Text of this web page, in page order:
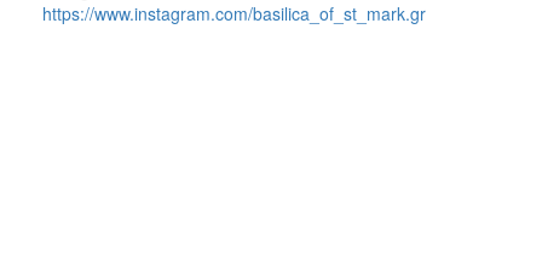
https://www.instagram.com/basilica_of_st_mark.gr